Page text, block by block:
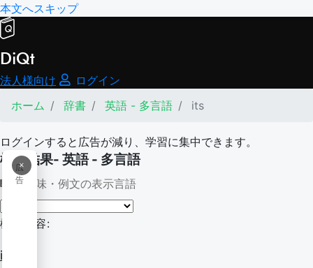
本文へスキップ
DiQt
法人様向け
ログイン
ホーム
辞書 英語 - 多言語 its
ログインすると広告が減り、学習に集中できます。
×
広
告
検索結果- 英語 - 多言語
意味・例文の表示言語
検索内容:
its